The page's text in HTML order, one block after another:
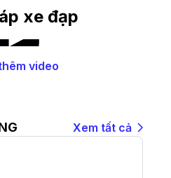
xe đạp
video
Xem tất cả